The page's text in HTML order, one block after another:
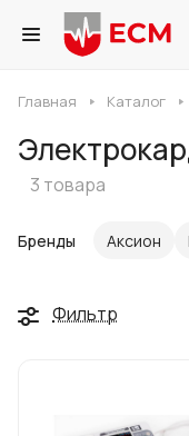
Главная Каталог
3 товара
Бренды Аксион
Фильтр